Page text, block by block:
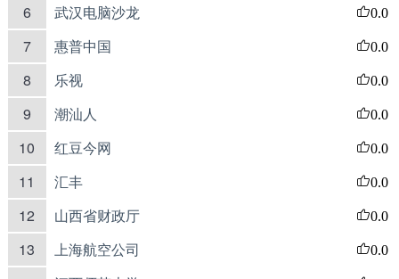
6 武汉电脑沙龙 0.0
7 惠普中国 0.0
8 乐视 0.0
9 潮汕人 0.0
10 红豆今网 0.0
11 汇丰 0.0
12 山西省财政厅 0.0
13 上海航空公司 0.0